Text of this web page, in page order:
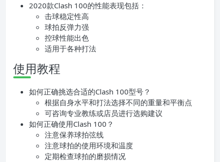
2020款Clash 100的性能表现包括：
击球稳定性高
球拍反弹力强
控球性能出色
适用于各种打法
使用教程
如何正确挑选合适的Clash 100型号？
根据自身水平和打法选择不同的重量和平衡点
可咨询专业教练或店员进行选购建议
如何正确使用Clash 100？
注意保养球拍弦线
注意球拍的使用环境和温度
定期检查球拍的磨损情况